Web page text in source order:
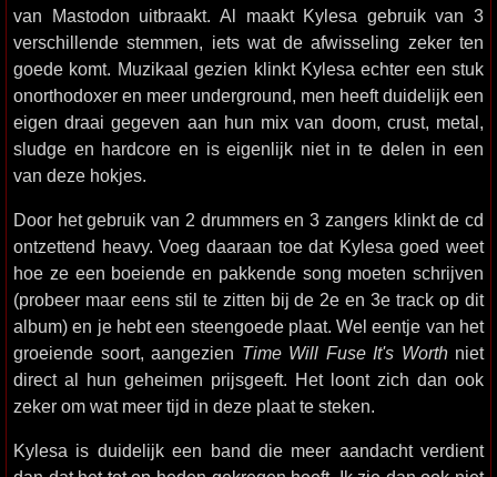
van Mastodon uitbraakt. Al maakt Kylesa gebruik van 3
verschillende stemmen, iets wat de afwisseling zeker ten
goede komt. Muzikaal gezien klinkt Kylesa echter een stuk
onorthodoxer en meer underground, men heeft duidelijk een
eigen draai gegeven aan hun mix van doom, crust, metal,
sludge en hardcore en is eigenlijk niet in te delen in een
van deze hokjes.
Door het gebruik van 2 drummers en 3 zangers klinkt de cd
ontzettend heavy. Voeg daaraan toe dat Kylesa goed weet
hoe ze een boeiende en pakkende song moeten schrijven
(probeer maar eens stil te zitten bij de 2e en 3e track op dit
album) en je hebt een steengoede plaat. Wel eentje van het
groeiende soort, aangezien Time Will Fuse It's Worthniet
direct al hun geheimen prijsgeeft. Het loont zich dan ook
zeker om wat meer tijd in deze plaat te steken.
Kylesa is duidelijk een band die meer aandacht verdient